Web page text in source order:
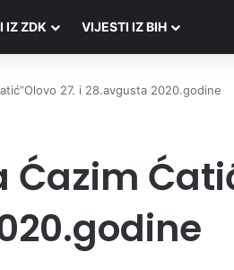
IZ ZDK VIJESTI IZ BIH
27. i 28.avgusta 2020.godine
Ćazim